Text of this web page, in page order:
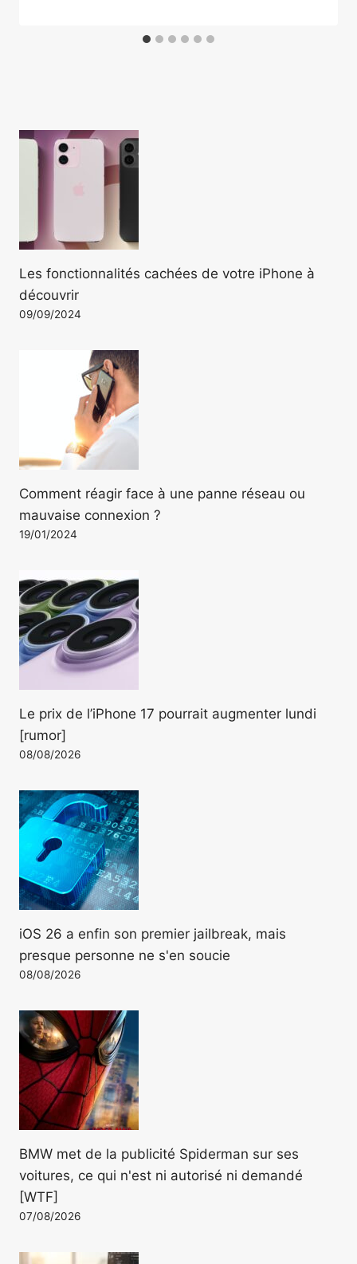
Les fonctionnalités cachées de votre iPhone à
découvrir
09/09/2024
Comment réagir face à une panne réseau ou
mauvaise connexion ?
19/01/2024
Le prix de l’iPhone 17 pourrait augmenter lundi
[rumor]
08/08/2026
iOS 26 a enfin son premier jailbreak, mais
presque personne ne s'en soucie
08/08/2026
BMW met de la publicité Spiderman sur ses
voitures, ce qui n'est ni autorisé ni demandé
[WTF]
07/08/2026